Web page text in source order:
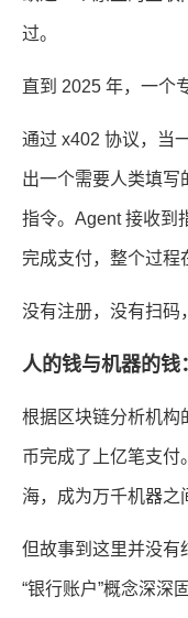
过。
直到 2025 年，一个
通过 x402 协议，当
出一个需要人类填写
指令。Agent 接收到
完成支付，整个过程
没有注册，没有扫码
人的钱与机器的钱
根据区块链分析机构
币完成了上亿笔支付
海，成为万千机器之
但故事到这里并没有
“银行账户”概念深深